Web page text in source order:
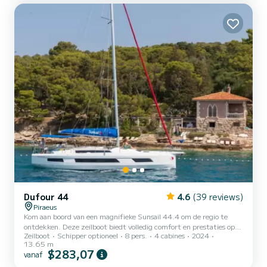
Dufour 44 4.6 (39 reviews)
Piraeus
Kom aan boord van een magnifieke Sunsail 44.4 om de regio te
ontdekken. Deze zeilboot biedt volledig comfort en prestaties op
zee. De boot heeft 4 volledig uitgeruste hut(ten) en een capaciteit
van 8 personen. Met een totale lengte van 14 meter is het uw
beste bondgenoot om een uitzonderlijke vakantie op het water door
Zeilboot Schipper optioneel 8 pers. 4 cabines
2024
13.65 m
vanaf $283,07